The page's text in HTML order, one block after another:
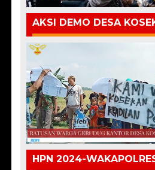
AKSI DEMO DESA
HPN 2024-